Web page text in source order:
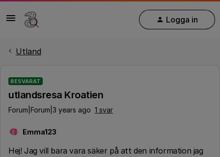
Logga in
Utland
BESVARAT
utlandsresa Kroatien
Forum|Forum|3 years ago 1 svar
E Emma123
Hej! Jag vill bara vara säker på att den information jag